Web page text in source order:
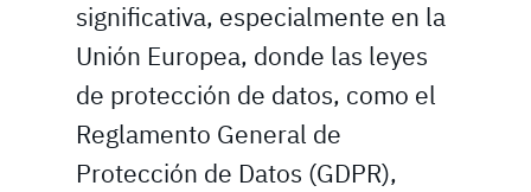
significativa, especialmente en la
Unión Europea, donde las leyes
de protección de datos, como el
Reglamento General de
Protección de Datos (GDPR),